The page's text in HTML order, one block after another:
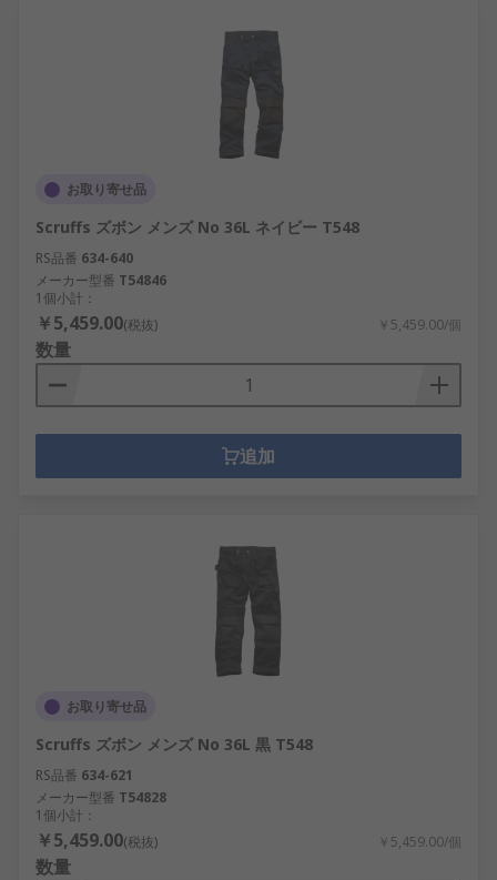
お取り寄せ品
Scruffs ズボン メンズ No 36L ネイビー T548
RS品番 634-640
メーカー型番 T54846
1個小計：
￥5,459.00(税抜) ￥5,459.00/個
数量
追加
お取り寄せ品
Scruffs ズボン メンズ No 36L 黒 T548
RS品番 634-621
メーカー型番 T54828
1個小計：
￥5,459.00(税抜) ￥5,459.00/個
数量